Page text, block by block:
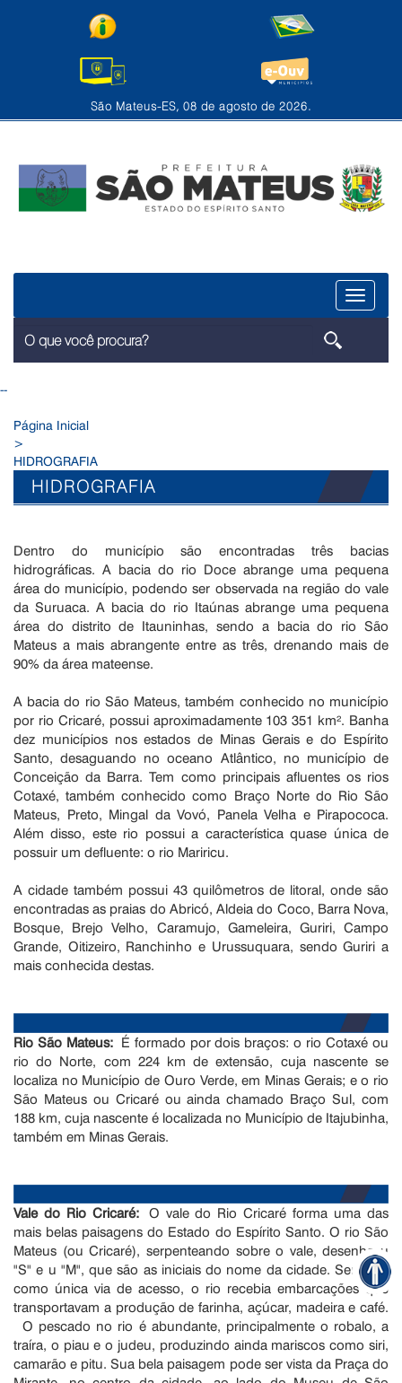
São Mateus-ES, 08 de agosto de 2026.
Menu
--
Página Inicial
>
HIDROGRAFIA
HIDROGRAFIA
Dentro do município são encontradas três bacias
hidrográficas. A bacia do rio Doce abrange uma pequena
área do município, podendo ser observada na região do vale
da Suruaca. A bacia do rio Itaúnas abrange uma pequena
área do distrito de Itauninhas, sendo a bacia do rio São
Mateus a mais abrangente entre as três, drenando mais de
90% da área mateense.
A bacia do rio São Mateus, também conhecido no município
por rio Cricaré, possui aproximadamente 103 351 km². Banha
dez municípios nos estados de Minas Gerais e do Espírito
Santo, desaguando no oceano Atlântico, no município de
Conceição da Barra. Tem como principais afluentes os rios
Cotaxé, também conhecido como Braço Norte do Rio São
Mateus, Preto, Mingal da Vovó, Panela Velha e Pirapococa.
Além disso, este rio possui a característica quase única de
possuir um defluente: o rio Mariricu.
A cidade também possui 43 quilômetros de litoral, onde são
encontradas as praias do Abricó, Aldeia do Coco, Barra Nova,
Bosque, Brejo Velho, Caramujo, Gameleira, Guriri, Campo
Grande, Oitizeiro, Ranchinho e Urussuquara, sendo Guriri a
mais conhecida destas.
Rio São Mateus: É formado por dois braços: o rio Cotaxé ou
rio do Norte, com 224 km de extensão, cuja nascente se
localiza no Município de Ouro Verde, em Minas Gerais; e o rio
São Mateus ou Cricaré ou ainda chamado Braço Sul, com
188 km, cuja nascente é localizada no Município de Itajubinha,
também em Minas Gerais.
Vale do Rio Cricaré: O vale do Rio Cricaré forma uma das
mais belas paisagens do Estado do Espírito Santo. O rio São
Mateus (ou Cricaré), serpenteando sobre o vale, desenha u
"S" e u "M", que são as iniciais do nome da cidade. Servindo
como única via de acesso, o rio recebia embarcações que
transportavam a produção de farinha, açúcar, madeira e café.
O pescado no rio é abundante, principalmente o robalo, a
traíra, o piau e o judeu, produzindo ainda mariscos como siri,
camarão e pitu. Sua bela paisagem pode ser vista da Praça do